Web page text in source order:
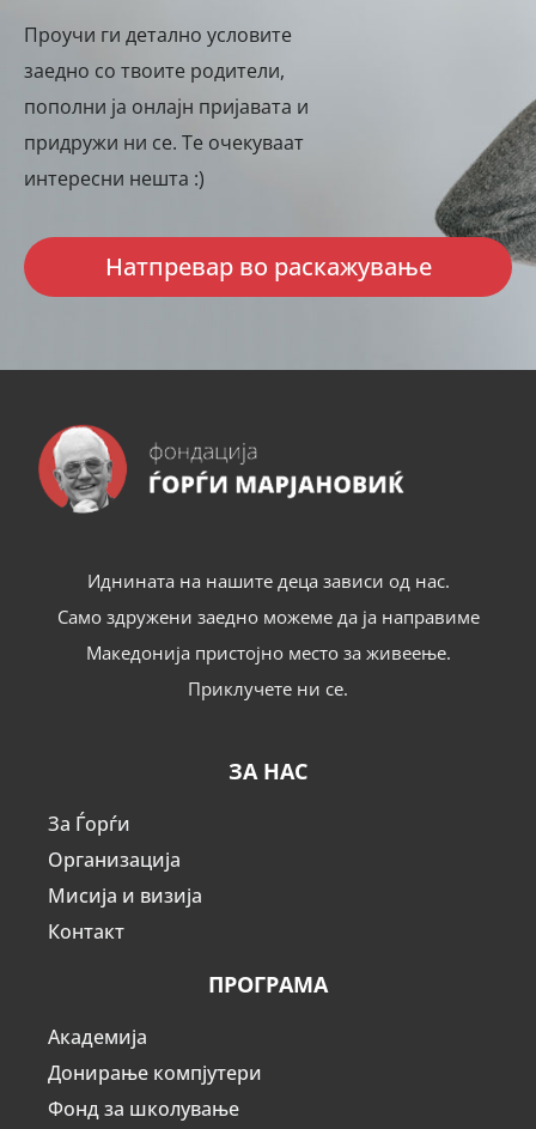
Проучи ги детално условите
заедно со твоите родители,
пополни ја онлајн пријавата и
придружи ни се. Те очекуваат
интересни нешта :)
Натпревар во раскажување
Иднината на нашите деца зависи од нас.
Само здружени заедно можеме да ја направиме
Македонија пристојно место за живеење.
Приклучете ни се.
ЗА НАС
За Ѓорѓи
Организација
Мисија и визија
Контакт
ПРОГРАМА
Академија
Донирање компјутери
Фонд за школување